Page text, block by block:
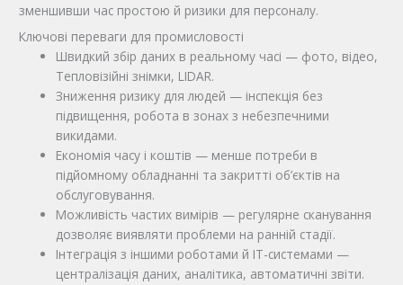
зменшивши час простою й ризики для персоналу.
Ключові переваги для промисловості
Швидкий збір даних в реальному часі — фото, відео,
Тепловізійні знімки, LIDAR.
Зниження ризику для людей — інспекція без
підвищення, робота в зонах з небезпечними
викидами.
Економія часу і коштів — менше потреби в
підйомному обладнанні та закритті об’єктів на
обслуговування.
Можливість частих вимірів — регулярне сканування
дозволяє виявляти проблеми на ранній стадії.
Інтеграція з іншими роботами й ІТ-системами —
централізація даних, аналітика, автоматичні звіти.